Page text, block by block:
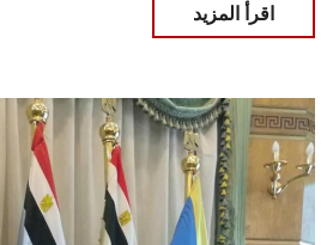
اقرأ المزيد